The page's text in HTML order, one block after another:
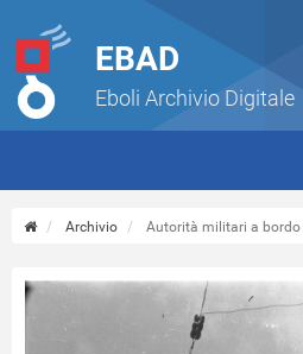
EBAD
Eboli Archivio Digitale
Archivio Autorità militari a bordo